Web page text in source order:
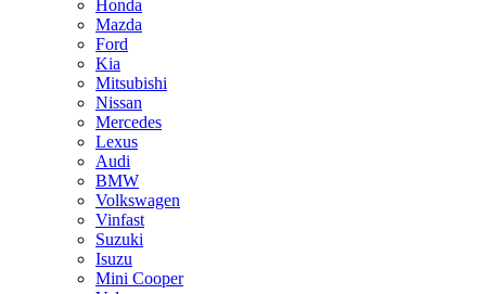
Honda
Mazda
Ford
Kia
Mitsubishi
Nissan
Mercedes
Lexus
Audi
BMW
Volkswagen
Vinfast
Suzuki
Isuzu
Mini Cooper